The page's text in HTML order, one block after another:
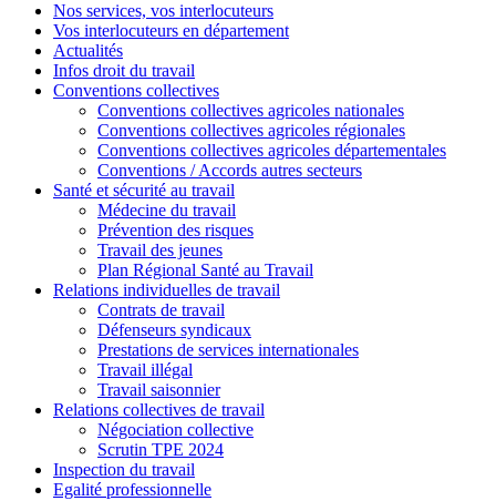
Nos services, vos interlocuteurs
Vos interlocuteurs en département
Actualités
Infos droit du travail
Conventions collectives
Conventions collectives agricoles nationales
Conventions collectives agricoles régionales
Conventions collectives agricoles départementales
Conventions / Accords autres secteurs
Santé et sécurité au travail
Médecine du travail
Prévention des risques
Travail des jeunes
Plan Régional Santé au Travail
Relations individuelles de travail
Contrats de travail
Défenseurs syndicaux
Prestations de services internationales
Travail illégal
Travail saisonnier
Relations collectives de travail
Négociation collective
Scrutin TPE 2024
Inspection du travail
Egalité professionnelle